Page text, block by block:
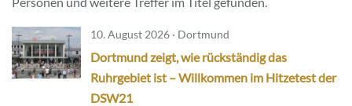
10. August 2026 · Dortmund
Dortmund zeigt, wie rückständig das
Ruhrgebiet ist – Willkommen im Hitzetest der
DSW21